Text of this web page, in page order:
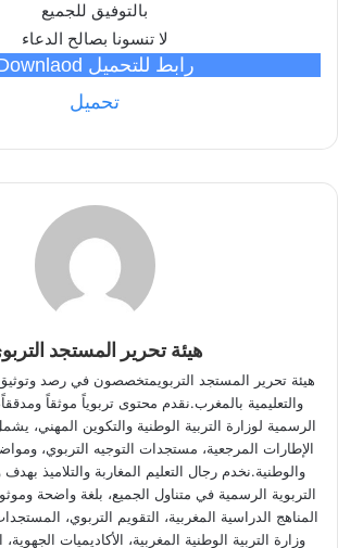
بالتوفيق للجميع
لا تنسونا بصالح الدعاء
رابط للتحميل Downlaod
تحميل
هيئة تحرير المستجد
هيئة تحرير المستجد التربويمتخصصون في رصد
والتعليمية بالمغرب.نقدم محتوى تربوياً موثقاً
الرسمية لوزارة التربية الوطنية والتكوين المهني،
الإطارات المرجعية، مستجدات التوجيه التربوي،
والوطنية.نخدم رجال التعليم المغاربة والتلاميذ
التربوية الرسمية في متناول الجميع، بلغة واضحة
المناهج الدراسية المغربية، التقويم التربوي،
وزارة التربية الوطنية المغربية، الأكاديميات